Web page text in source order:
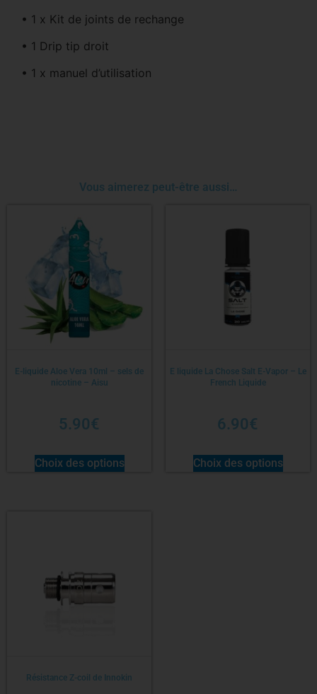
• 1 x Kit de joints de rechange
• 1 Drip tip droit
• 1 x manuel d’utilisation
Vous aimerez peut-être aussi…
E-liquide Aloe Vera 10ml – sels de
nicotine – Aisu
5.90€
Choix des options
E liquide La Chose Salt E-Vapor – Le
French Liquide
6.90€
Choix des options
Résistance Z-coil de Innokin